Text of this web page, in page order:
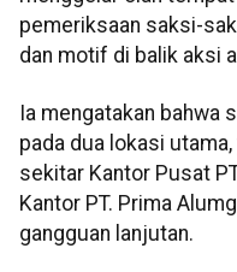
pemeriksaan saksi-
dan motif di balik aksi
Ia mengatakan bahwa
pada dua lokasi
sekitar Kantor Pusat
Kantor PT. Prima
gangguan lanjutan.